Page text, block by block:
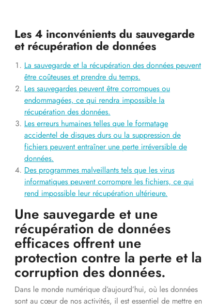
Les 4 inconvénients du sauvegarde
et récupération de données
La sauvegarde et la récupération des données peuvent
être coûteuses et prendre du temps.
Les sauvegardes peuvent être corrompues ou
endommagées, ce qui rendra impossible la
récupération des données.
Les erreurs humaines telles que le formatage
accidentel de disques durs ou la suppression de
fichiers peuvent entraîner une perte irréversible de
données.
Des programmes malveillants tels que les virus
informatiques peuvent corrompre les fichiers, ce qui
rend impossible leur récupération ultérieure.
Une sauvegarde et une
récupération de données
efficaces offrent une
protection contre la perte et la
corruption des données.
Dans le monde numérique d’aujourd’hui, où les données
sont au cœur de nos activités, il est essentiel de mettre en